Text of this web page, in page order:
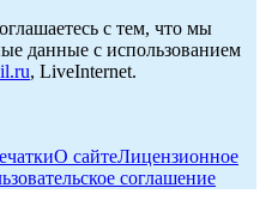
с тем, что мы
данные с использованием
, LiveInternet.
О сайтеЛицензионное
соглашение